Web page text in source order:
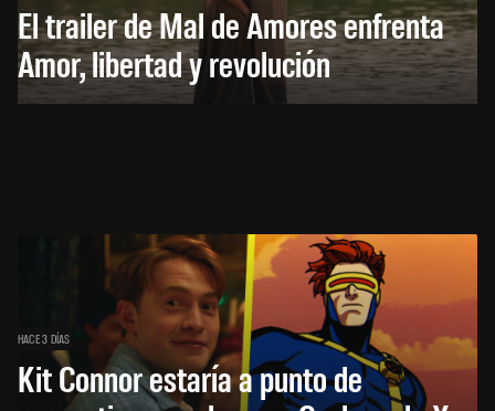
El trailer de Mal de Amores enfrenta
Amor, libertad y revolución
HACE 3 DÍAS
Kit Connor estaría a punto de